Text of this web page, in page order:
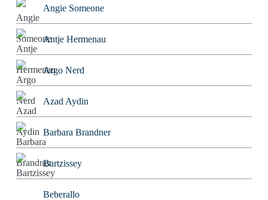
Angie Someone
Antje Hermenau
Argo Nerd
Azad Aydin
Barbara Brandner
Bartzissey
Beberallo